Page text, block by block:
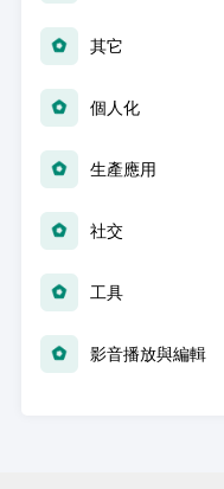
其它
個人化
生產應用
社交
工具
影音播放與編輯